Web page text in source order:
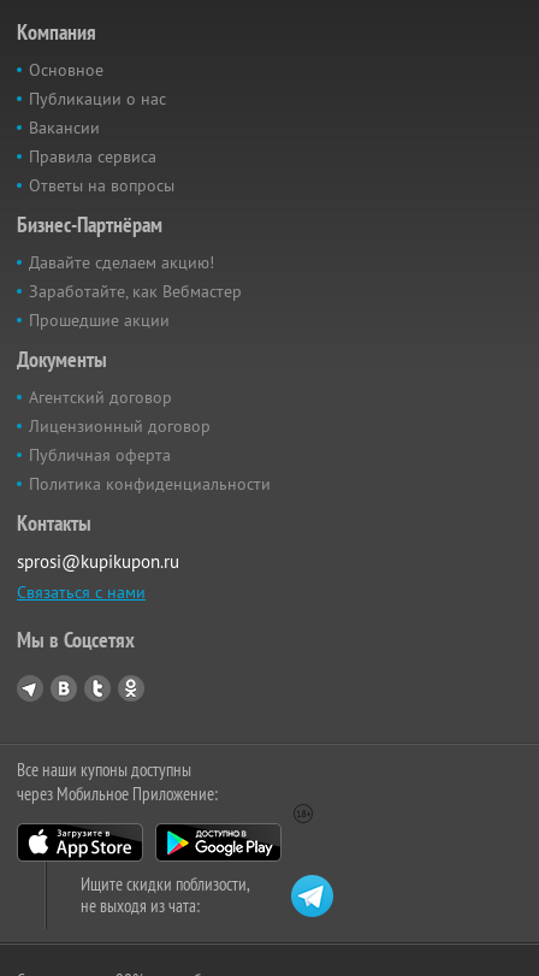
Компания
Основное
Публикации о нас
Вакансии
Правила сервиса
Ответы на вопросы
Бизнес-Партнёрам
Давайте сделаем акцию!
Заработайте, как Вебмастер
Прошедшие акции
Документы
Агентский договор
Лицензионный договор
Публичная оферта
Политика конфиденциальности
Контакты
sprosi@kupikupon.ru
Связаться с нами
Мы в Соцсетях
Все наши купоны доступны
через Мобильное Приложение:
Ищите скидки поблизости,
не выходя из чата: